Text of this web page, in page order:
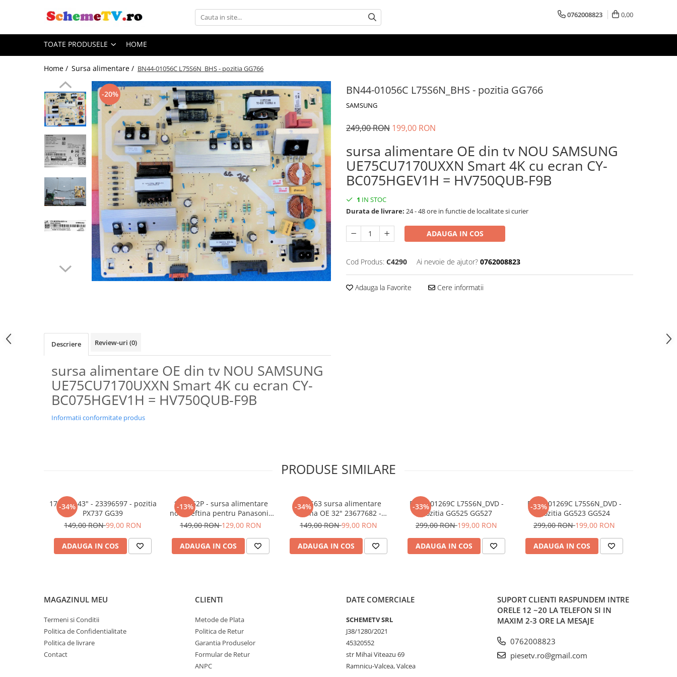
Toate Produsele
Placi de baza
Sursa alimentare
Revista Service TV
Module TCON
0762008823 0,00
TOATE PRODUSELE HOME
Home / Sursa alimentare / BN44-01056C L75S6N_BHS - pozitia GG766
BN44-01056C L75S6N_BHS - pozitia GG766
SAMSUNG
-20%
249,00 RON 199,00 RON
sursa alimentare OE din tv NOU SAMSUNG
UE75CU7170UXXN Smart 4K cu ecran CY-
BC075HGEV1H = HV750QUB-F9B
1 IN STOC
Durata de livrare: 24 - 48 ore in functie de localitate si curier
ADAUGA IN COS
Cod Produs: C4290 Ai nevoie de ajutor? 0762008823
Adauga la Favorite Cere informatii
Descriere Review-uri (0)
sursa alimentare OE din tv NOU SAMSUNG
UE75CU7170UXXN Smart 4K cu ecran CY-
BC075HGEV1H = HV750QUB-F9B
Informatii conformitate produs
PRODUSE SIMILARE
-34%
17IPS72 43" - 23396597 - pozitia
PX737 GG39
149,00 RON99,00 RON
ADAUGA IN COS
-13%
17IPS62P - sursa alimentare
noua ieftina pentru Panasonic
32" - 23483906 - pozitia GB101
149,00 RON129,00 RON
ADAUGA IN COS
-34%
17IPS63 sursa alimentare
ieftina OE 32" 23677682 -
pozitia PX413 PX534 PX536
149,00 RON99,00 RON
ADAUGA IN COS
-33%
BN44-01269C L75S6N_DVD -
pozitia GG525 GG527
299,00 RON199,00 RON
ADAUGA IN COS
-33%
BN44-01269C L75S6N_DVD -
pozitia GG523 GG524
299,00 RON199,00 RON
ADAUGA IN COS
MAGAZINUL MEU
Termeni si Conditii
Politica de Confidentialitate
Politica de livrare
Contact
CLIENTI
Metode de Plata
Politica de Retur
Garantia Produselor
Formular de Retur
ANPC
DATE COMERCIALE
SCHEMETV SRL
J38/1280/2021
45320552
str Mihai Viteazu 69
Ramnicu-Valcea, Valcea
SUPORT CLIENTI RASPUNDEM INTRE
ORELE 12 ~20 LA TELEFON SI IN
MAXIM 2-3 ORE LA MESAJE
0762008823
piesetv.ro@gmail.com